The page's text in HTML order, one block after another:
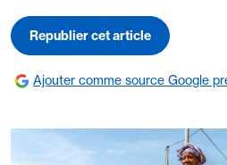
Republier cet article
Ajouter comme source Google